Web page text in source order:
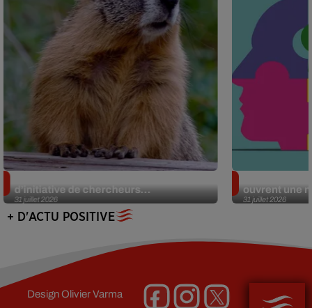
31 juillet 2026
d’initiative de chercheurs...
31 juillet 2026
ouvrent une
+ D'ACTU POSITIVE
DesignOlivier Varma